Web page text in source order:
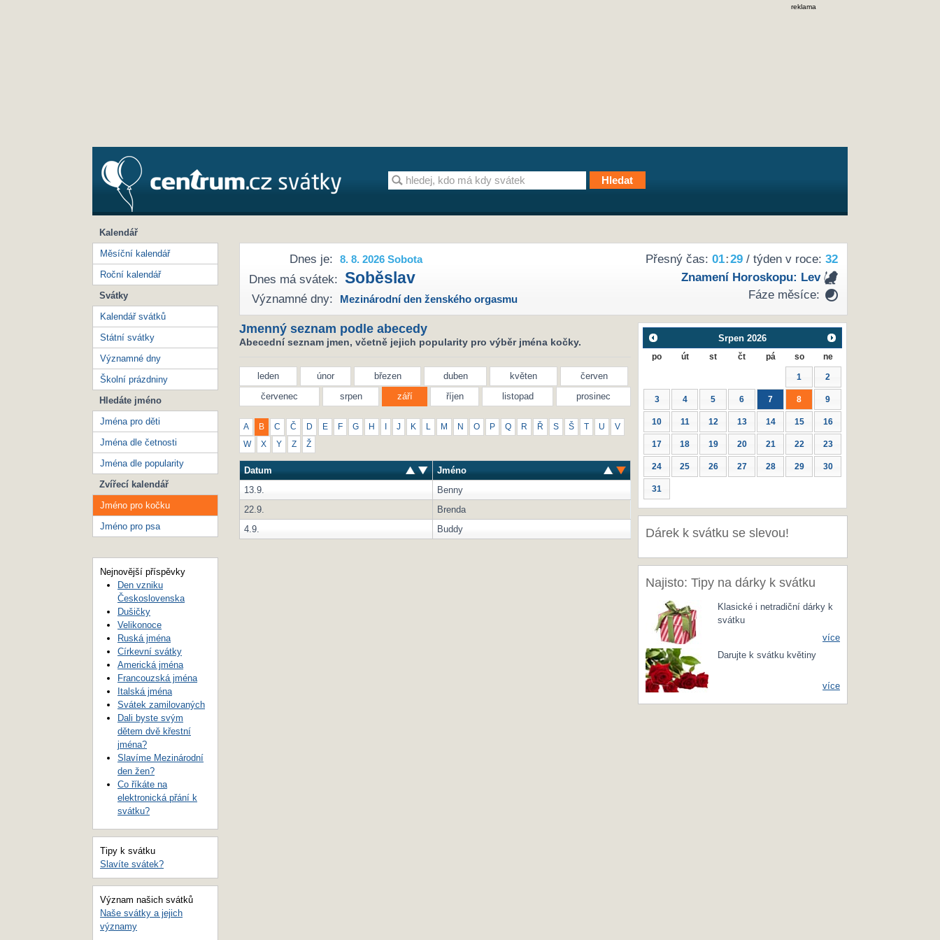
reklama
Přesný čas: 01:29/ týden v roce: 32
Znamení Horoskopu: Lev
Fáze měsíce:
Dnes je: 8. 8. 2026 Sobota
Dnes má svátek: Soběslav
Významné dny: Mezinárodní den ženského orgasmu
Jmenný seznam podle abecedy
Abecední seznam jmen, včetně jejich popularity pro výběr jména kočky.
leden únor březen duben květen
červen
červenec
srpen září říjen listopad prosinec
A B C Č D E F G H J K M N O P Q R Ř S Š T U V
W X Y Z Ž
Datum
Jméno
13.9.
Benny
22.9.
Brenda
4.9.
Buddy
Srpen 2026
po út st čt pá so ne
1 2
3 4 5 6 7 8 9
10 11 12 13 14 15 16
17 18 19 20 21 22 23
24 25 26 27 28 29 30
31
Dárek k svátku se slevou!
Najisto: Tipy na dárky k svátku
Klasické i netradiční dárky k
svátku
více
Darujte k svátku květiny
více
Kalendář
Měsíční kalendář
Roční kalendář
Svátky
Kalendář svátků
Státní svátky
Významné dny
Školní prázdniny
Hledáte jméno
Jména pro děti
Jména dle četnosti
Jména dle popularity
Zvířecí kalendář
Jméno pro kočku
Jméno pro psa
Nejnovější příspěvky
Den vzniku
Československa
Dušičky
Velikonoce
Ruská jména
Církevní svátky
Americká jména
Francouzská jména
Italská jména
Svátek zamilovaných
Dali byste svým
dětem dvě křestní
jména?
Slavíme Mezinárodní
den žen?
Co říkáte na
elektronická přání k
svátku?
Tipy k svátku
Slavíte svátek?
Význam našich svátků
Naše svátky a jejich
významy